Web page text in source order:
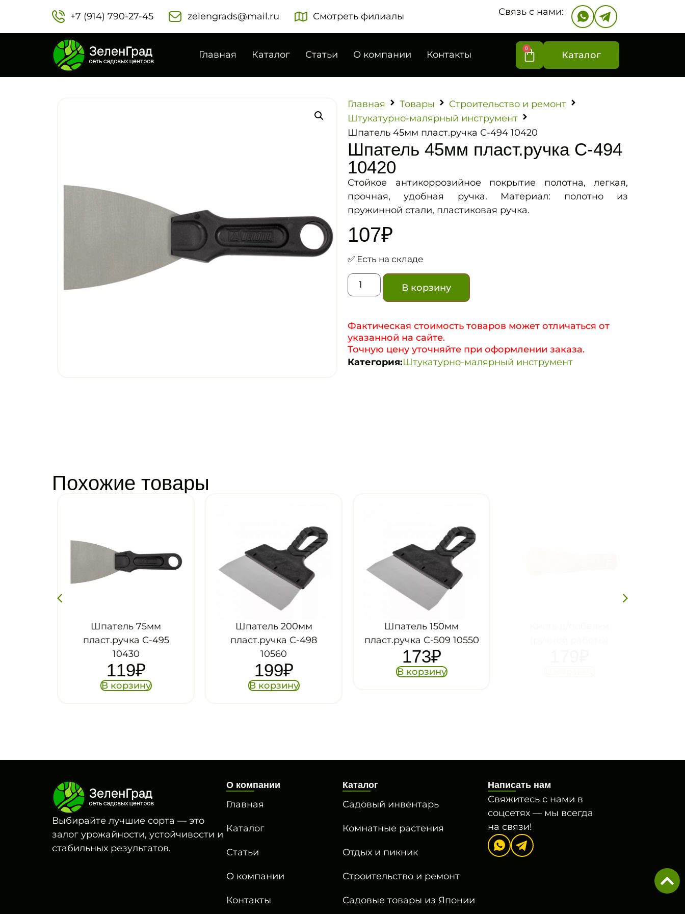
+7 (914) 790-27-45‬ zelengrads@mail.ru Смотреть филиалы Связь с нами:
Главная Каталог Статьи О компании Контакты
0
Каталог
Главная Товары
Строительство и ремонт
Штукатурно-малярный инструмент
Шпатель 45мм пласт.ручка С-494 10420
Шпатель 45мм пласт.ручка С-494
10420
Стойкое антикоррозийное покрытие полотна, легкая,
прочная, удобная ручка. Материал: полотно из
пружинной стали, пластиковая ручка.
107₽
✅ Есть на складе
В корзину
Фактическая стоимость товаров может отличаться от
указанной на сайте.
Точную цену уточняйте при оформлении заказа.
Категория:Штукатурно-малярный инструмент
Похожие товары
Шпатель 75мм
пласт.ручка С-495
10430
119₽
В корзину
Шпатель 200мм
пласт.ручка С-498
10560
199₽
В корзину
Шпатель 150мм
пласт.ручка С-509 10550
173₽
В корзину
Выбирайте лучшие сорта — это
залог урожайности, устойчивости и
стабильных результатов.
О компании
Главная
Каталог
Статьи
О компании
Контакты
Каталог
Садовый инвентарь
Комнатные растения
Отдых и пикник
Строительство и ремонт
Садовые товары из Японии
Написать нам
Свяжитесь с нами в
соцсетях — мы всегда
на связи!